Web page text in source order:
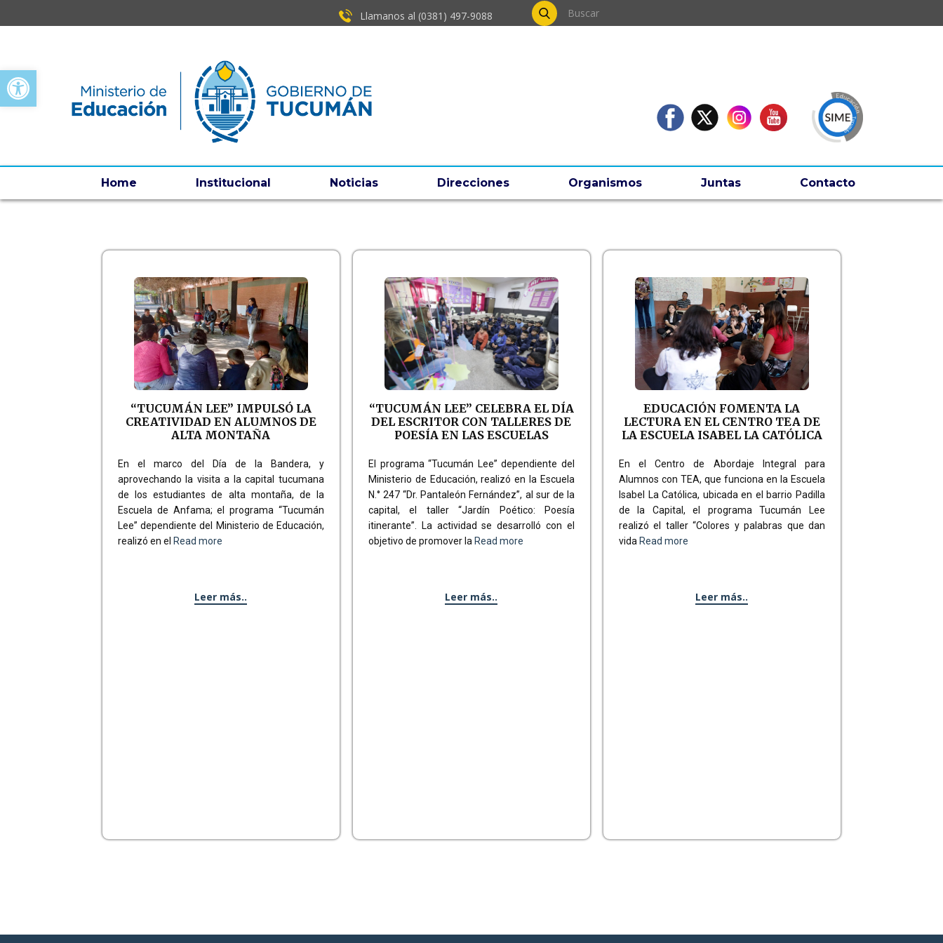
Open toolbar
Llamanos al (0381) ​497-9088
Home Institucional Noticias Direcciones Organismos Juntas Contacto
“TUCUMÁN LEE” IMPULSÓ LA
CREATIVIDAD EN ALUMNOS DE
ALTA MONTAÑA
En el marco del Día de la Bandera, y
aprovechando la visita a la capital tucumana
de los estudiantes de alta montaña, de la
Escuela de Anfama; el programa “Tucumán
Lee” dependiente del Ministerio de Educación,
realizó en el Read more
Leer más..
“TUCUMÁN LEE” CELEBRA EL DÍA
DEL ESCRITOR CON TALLERES DE
POESÍA EN LAS ESCUELAS
El programa “Tucumán Lee” dependiente del
Ministerio de Educación, realizó en la Escuela
N.° 247 “Dr. Pantaleón Fernández”, al sur de la
capital, el taller “Jardín Poético: Poesía
itinerante”. La actividad se desarrolló con el
objetivo de promover la Read more
Leer más..
EDUCACIÓN FOMENTA LA
LECTURA EN EL CENTRO TEA DE
LA ESCUELA ISABEL LA CATÓLICA
En el Centro de Abordaje Integral para
Alumnos con TEA, que funciona en la Escuela
Isabel La Católica, ubicada en el barrio Padilla
de la Capital, el programa Tucumán Lee
realizó el taller “Colores y palabras que dan
vida Read more
Leer más..